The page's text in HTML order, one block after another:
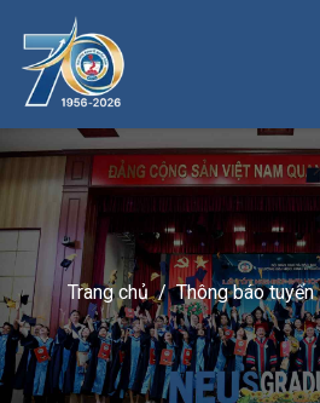
Trang chủ / Thông báo
đại học (NEU-
học Kinh tế
Hồ Chí Minh và